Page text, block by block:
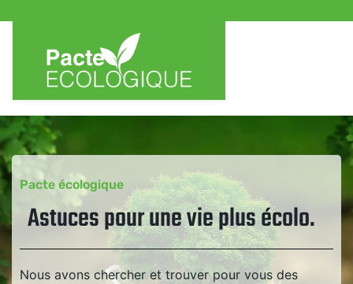
Pacte écologique
Astuces pour une vie plus écolo.
Nous avons chercher et trouver pour vous des